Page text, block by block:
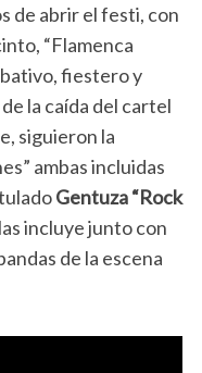
de abrir el festi, con
“Flamenca
fiestero y
la caída del cartel
siguieron la
ambas incluidas
Gentuza “Rock
incluye junto con
de la escena